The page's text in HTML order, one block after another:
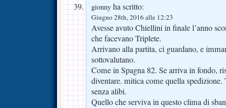
gionny ha scritto:
Giugno 28th, 2016 alle 12:23
Avesse avuto Chiellini in finale l’anno
che facevano Triplete.
Arrivano alla partita, ci guardano, e
sottovalutano.
Come in Spagna 82. Se arriva in fondo,
diventare. mitica come quella
senza alibi.
Quello che serviva in questo clima di